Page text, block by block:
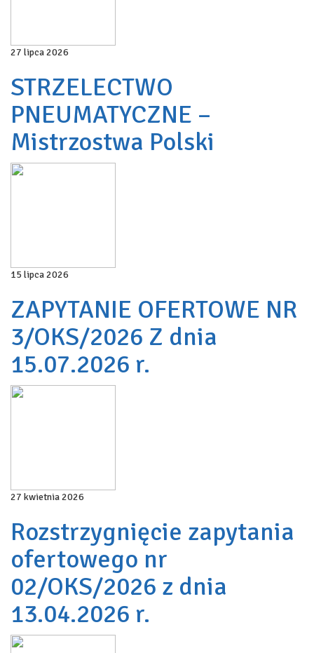
27 lipca 2026
STRZELECTWO
PNEUMATYCZNE –
Mistrzostwa Polski
15 lipca 2026
ZAPYTANIE OFERTOWE NR
3/OKS/2026 Z dnia
15.07.2026 r.
27 kwietnia 2026
Rozstrzygnięcie zapytania
ofertowego nr
02/OKS/2026 z dnia
13.04.2026 r.